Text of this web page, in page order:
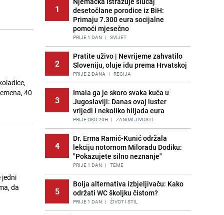
40
jedni
da
1
desetočlane porodice iz BiH:
Primaju 7.300 eura socijalne
pomoći mjesečno
PRIJE 1 DAN | SVIJET
2
Pratite uživo | Nevrijeme zahvatilo
Sloveniju, oluje idu prema Hrvatskoj
PRIJE 2 DANA | REGIJA
3
Imala ga je skoro svaka kuća u
Jugoslaviji: Danas ovaj luster
vrijedi i nekoliko hiljada eura
PRIJE OKO 20H | ZANIMLJIVOSTI
4
Dr. Erma Ramić-Kunić održala
lekciju notornom Miloradu Dodiku:
"Pokazujete silno neznanje"
PRIJE 1 DAN | TEME
5
Bolja alternativa izbjeljivaču: Kako
održati WC školjku čistom?
PRIJE 1 DAN | ŽIVOT I STIL